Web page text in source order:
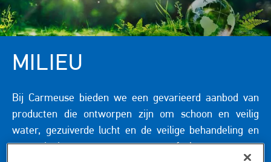
MILIEU
Bij Carmeuse bieden we een gevarieerd aanbod van
producten die ontworpen zijn om schoon en veilig
water, gezuiverde lucht en de veilige behandeling en
terugwinning van vaste afvalstromen te